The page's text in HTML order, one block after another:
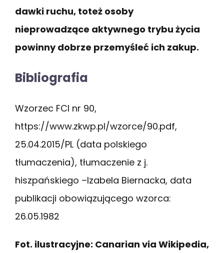
dawki ruchu, toteż osoby
nieprowadzące aktywnego trybu życia
powinny dobrze przemyśleć ich zakup.
Bibliografia
Wzorzec FCI nr 90,
https://www.zkwp.pl/wzorce/90.pdf,
25.04.2015/PL (data polskiego
tłumaczenia), tłumaczenie z j.
hiszpańskiego –Izabela Biernacka, data
publikacji obowiązującego wzorca:
26.05.1982
Fot. ilustracyjne: Canarian via Wikipedia,